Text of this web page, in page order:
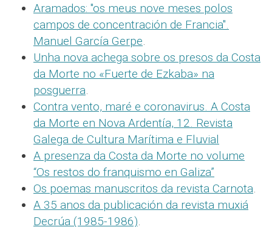
Aramados: "os meus nove meses polos
campos de concentración de Francia".
Manuel García Gerpe.
Unha nova achega sobre os presos da Costa
da Morte no «Fuerte de Ezkaba» na
posguerra.
Contra vento, maré e coronavirus. A Costa
da Morte en Nova Ardentía, 12. Revista
Galega de Cultura Marítima e Fluvial
A presenza da Costa da Morte no volume
“Os restos do franquismo en Galiza”
Os poemas manuscritos da revista Carnota.
A 35 anos da publicación da revista muxiá
Decrúa (1985-1986).